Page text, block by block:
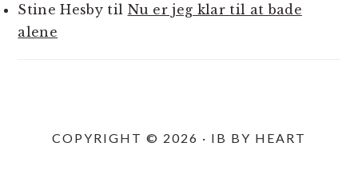
Stine Hesbytil Nu er jeg klar til at bade
alene
COPYRIGHT © 2026 · IB BY HEART